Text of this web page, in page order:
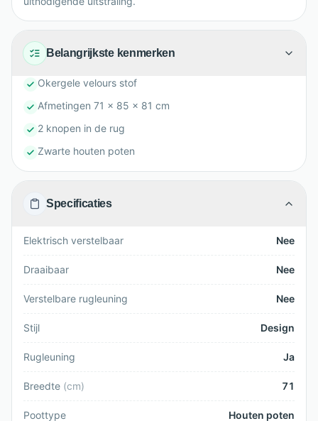
Belangrijkste kenmerken
Okergele velours stof
Afmetingen 71 x 85 x 81 cm
2 knopen in de rug
Zwarte houten poten
Specificaties
Elektrisch verstelbaar Nee
Draaibaar Nee
Verstelbare rugleuning Nee
Stijl Design
Rugleuning Ja
Breedte (cm) 71
Poottype Houten poten